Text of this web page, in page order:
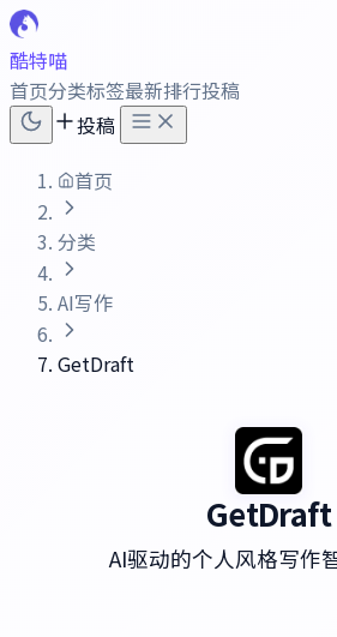
酷特喵
首页分类标签最新排行投稿
投稿
首页
分类
AI写作
GetDraft
GetDraft
AI驱动的个人风格写作